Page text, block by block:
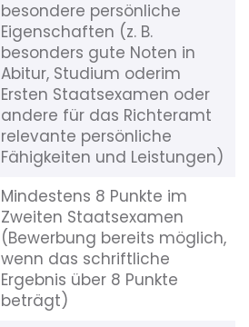
besondere persönliche
Eigenschaften (z. B.
besonders gute Noten in
Abitur, Studium oderim
Ersten Staatsexamen oder
andere für das Richteramt
relevante persönliche
Fähigkeiten und Leistungen)
Mindestens 8 Punkte im
Zweiten Staatsexamen
(Bewerbung bereits möglich,
wenn das schriftliche
Ergebnis über 8 Punkte
beträgt)